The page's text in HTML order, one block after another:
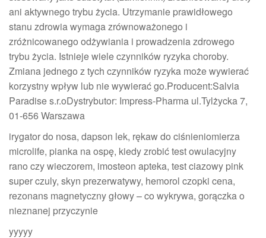
ani aktywnego trybu życia. Utrzymanie prawidłowego
stanu zdrowia wymaga zrównoważonego i
zróżnicowanego odżywiania i prowadzenia zdrowego
trybu życia. Istnieje wiele czynników ryzyka choroby.
Zmiana jednego z tych czynników ryzyka może wywierać
korzystny wpływ lub nie wywierać go.Producent:Salvia
Paradise s.r.oDystrybutor: Impress-Pharma ul.Tylżycka 7,
01-656 Warszawa
irygator do nosa, dapson lek, rękaw do ciśnieniomierza
microlife, pianka na ospę, kiedy zrobić test owulacyjny
rano czy wieczorem, imosteon apteka, test ciazowy pink
super czuly, skyn prezerwatywy, hemorol czopki cena,
rezonans magnetyczny głowy – co wykrywa, gorączka o
nieznanej przyczynie
yyyyy